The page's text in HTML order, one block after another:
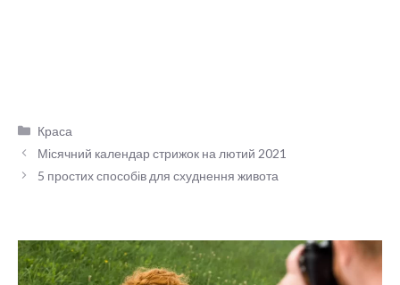
Категорії
Краса
Місячний календар стрижок на лютий 2021
5 простих способів для схуднення живота